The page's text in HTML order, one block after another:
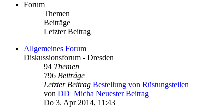
Forum
Themen
Beiträge
Letzter Beitrag
Allgemeines Forum
Diskussionsforum - Dresden
94 Themen
796 Beiträge
Letzter Beitrag Bestellung von Rüstungsteilen
von DD_Micha Neuester Beitrag
Do 3. Apr 2014, 11:43